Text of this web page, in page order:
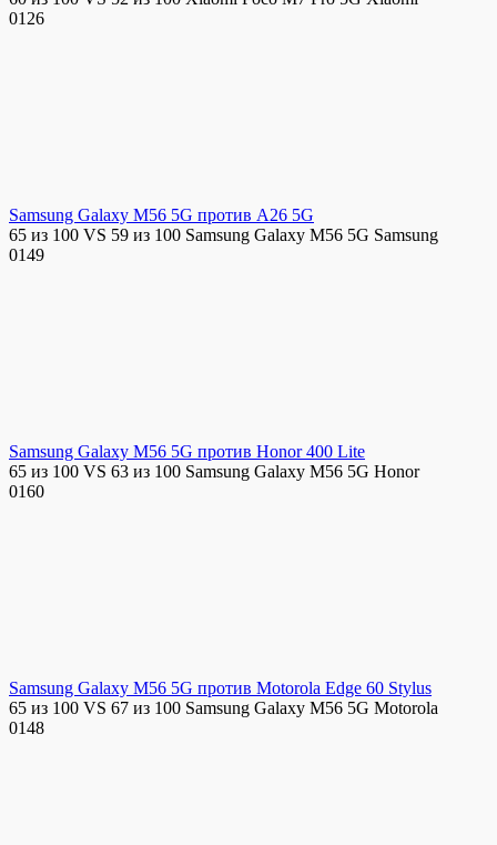
0126
Samsung Galaxy M56 5G против A26 5G
65 из 100 VS 59 из 100 Samsung Galaxy M56 5G Samsung
0149
Samsung Galaxy M56 5G против Honor 400 Lite
65 из 100 VS 63 из 100 Samsung Galaxy M56 5G Honor
0160
Samsung Galaxy M56 5G против Motorola Edge 60 Stylus
65 из 100 VS 67 из 100 Samsung Galaxy M56 5G Motorola
0148